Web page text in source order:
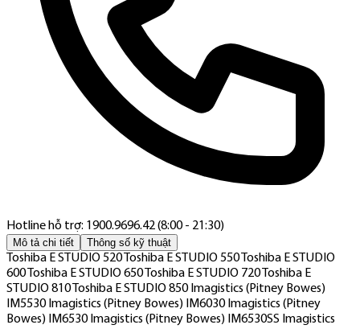
Hotline hỗ trợ: 1900.9696.42 (8:00 - 21:30)
Mô tả chi tiết Thông số kỹ thuật
Toshiba E STUDIO 520 Toshiba E STUDIO 550 Toshiba E STUDIO
600 Toshiba E STUDIO 650 Toshiba E STUDIO 720 Toshiba E
STUDIO 810 Toshiba E STUDIO 850 Imagistics (Pitney Bowes)
IM5530 Imagistics (Pitney Bowes) IM6030 Imagistics (Pitney
Bowes) IM6530 Imagistics (Pitney Bowes) IM6530SS Imagistics